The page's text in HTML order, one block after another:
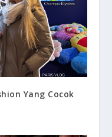
Yang Cocok